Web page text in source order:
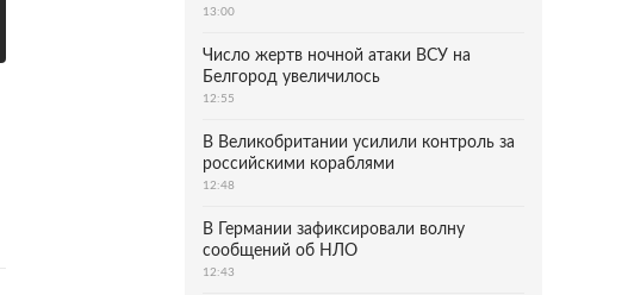
13:00
Число жертв ночной атаки ВСУ на
Белгород увеличилось
12:55
В Великобритании усилили контроль за
российскими кораблями
12:48
В Германии зафиксировали волну
сообщений об НЛО
12:43